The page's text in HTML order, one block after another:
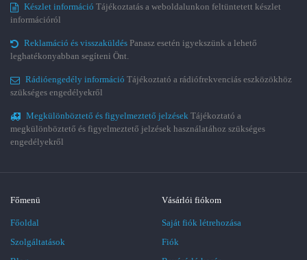
Készlet információ Tájékoztatás a weboldalunkon feltüntetett készlet
információról
Reklamáció és visszaküldés Panasz esetén igyekszünk a lehető
leghatékonyabban segíteni Önt.
Rádióengedély információ Tájékoztató a rádiófrekvenciás eszközökhöz
szükséges engedélyekről
Megkülönböztető és figyelmeztető jelzések Tájékoztató a
megkülönböztető és figyelmeztető jelzések használatához szükséges
engedélyekről
Főmenü
Főoldal
Szolgáltatások
Vásárlói fiókom
Saját fiók létrehozása
Fiók